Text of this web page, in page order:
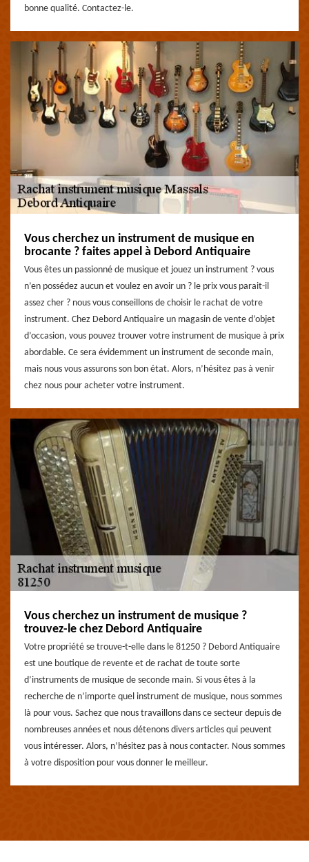
bonne qualité. Contactez-le.
Vous cherchez un instrument de musique en
brocante ? faites appel à Debord Antiquaire
Vous êtes un passionné de musique et jouez un instrument ? vous
n’en possédez aucun et voulez en avoir un ? le prix vous parait-il
assez cher ? nous vous conseillons de choisir le rachat de votre
instrument. Chez Debord Antiquaire un magasin de vente d’objet
d’occasion, vous pouvez trouver votre instrument de musique à prix
abordable. Ce sera évidemment un instrument de seconde main,
mais nous vous assurons son bon état. Alors, n’hésitez pas à venir
chez nous pour acheter votre instrument.
Vous cherchez un instrument de musique ?
trouvez-le chez Debord Antiquaire
Votre propriété se trouve-t-elle dans le 81250 ? Debord Antiquaire
est une boutique de revente et de rachat de toute sorte
d’instruments de musique de seconde main. Si vous êtes à la
recherche de n’importe quel instrument de musique, nous sommes
là pour vous. Sachez que nous travaillons dans ce secteur depuis de
nombreuses années et nous détenons divers articles qui peuvent
vous intéresser. Alors, n’hésitez pas à nous contacter. Nous sommes
à votre disposition pour vous donner le meilleur.